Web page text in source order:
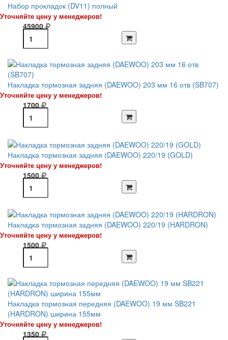
Набор прокладок (DV11) полный
Уточняйте цену у менеджеров!
45900
Накладка тормозная задняя (DAEWOO) 203 мм 16 отв (SB707)
Уточняйте цену у менеджеров!
1700
Накладка тормозная задняя (DAEWOO) 220/19 (GOLD)
Уточняйте цену у менеджеров!
1500
Накладка тормозная задняя (DAEWOO) 220/19 (HARDRON)
Уточняйте цену у менеджеров!
1500
Накладка тормозная передняя (DAEWOO) 19 мм SB221
(HARDRON) ширина 155мм
Уточняйте цену у менеджеров!
1350